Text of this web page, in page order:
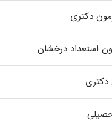
دکتری
استعداد درخشان
دکتری